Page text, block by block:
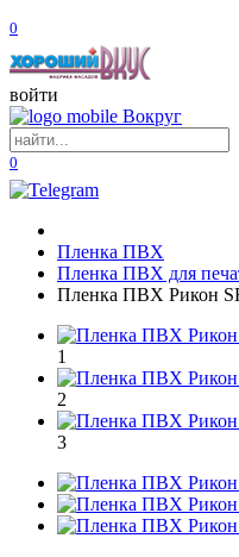
0
войти
0
Пленка ПВХ
Пленка ПВХ для
Пленка ПВХ Рикон
1
2
3